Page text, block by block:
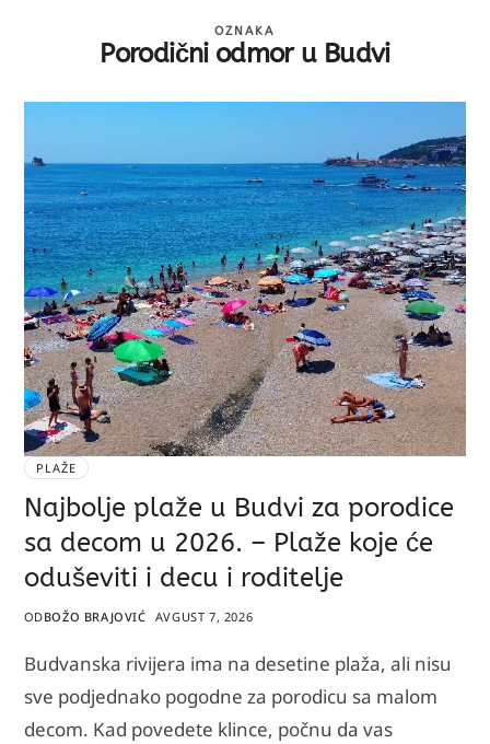
OZNAKA
Porodični odmor u Budvi
PLAŽE
Najbolje plaže u Budvi za porodice
sa decom u 2026. – Plaže koje će
oduševiti i decu i roditelje
ODBOŽO BRAJOVIĆ AVGUST 7, 2026
Budvanska rivijera ima na desetine plaža, ali nisu
sve podjednako pogodne za porodicu sa malom
decom. Kad povedete klince, počnu da vas